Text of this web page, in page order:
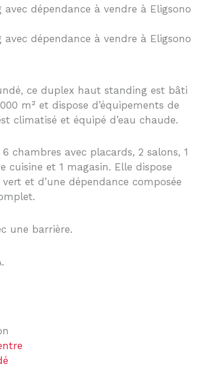
ce duplex haut standing est bâti
m² et dispose d’équipements de
climatisé et équipé d’eau chaude.
chambres avec placards, 2 salons, 1
cuisine et 1 magasin. Elle dispose
et d’une dépendance composée
une barrière.